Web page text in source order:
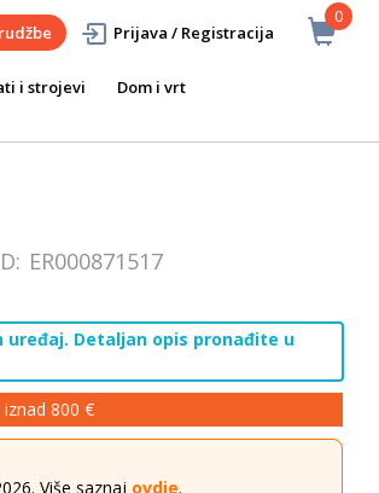
0
Prijava / Registracija
i strojevi Dom i vrt
ER000871517
Detaljan opis pronađite u
iznad 800 €
Više saznaj ovdje.